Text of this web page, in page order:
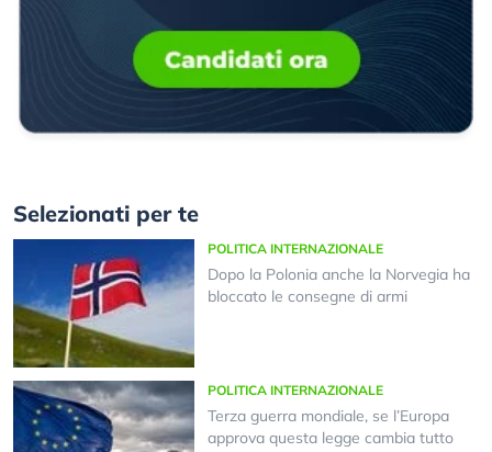
Selezionati per te
POLITICA INTERNAZIONALE
Dopo la Polonia anche la Norvegia ha
bloccato le consegne di armi
POLITICA INTERNAZIONALE
Terza guerra mondiale, se l’Europa
approva questa legge cambia tutto